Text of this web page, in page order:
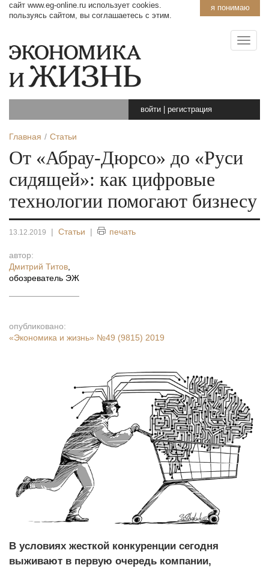
я понимаю
сайт www.eg-online.ru использует cookies.
пользуясь сайтом, вы соглашаетесь с этим.
войти регистрация
Главная Статьи
От «Абрау-Дюрсо» до «Руси
сидящей»: как цифровые
технологии помогают бизнесу
13.12.2019 | Статьи | печать
автор:
Дмитрий Титов
обозреватель ЭЖ
опубликовано:
«Экономика и жизнь» №49 (9815) 2019
В условиях жесткой конкуренции сегодня
выживают в первую очередь компании,